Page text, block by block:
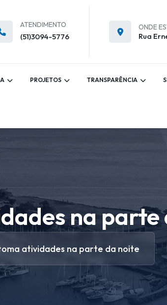
ATENDIMENTO
(51)3094-5776
ONDE
Rua
PROJETOS TRANSPARÊNCIA
na parte
atividades na parte da noite